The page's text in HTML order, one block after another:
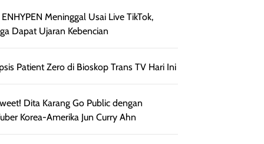
ENHYPEN Meninggal Usai Live TikTok,
Dapat Ujaran Kebencian
Patient Zero di Bioskop Trans TV Hari Ini
Dita Karang Go Public dengan
Korea-Amerika Jun Curry Ahn